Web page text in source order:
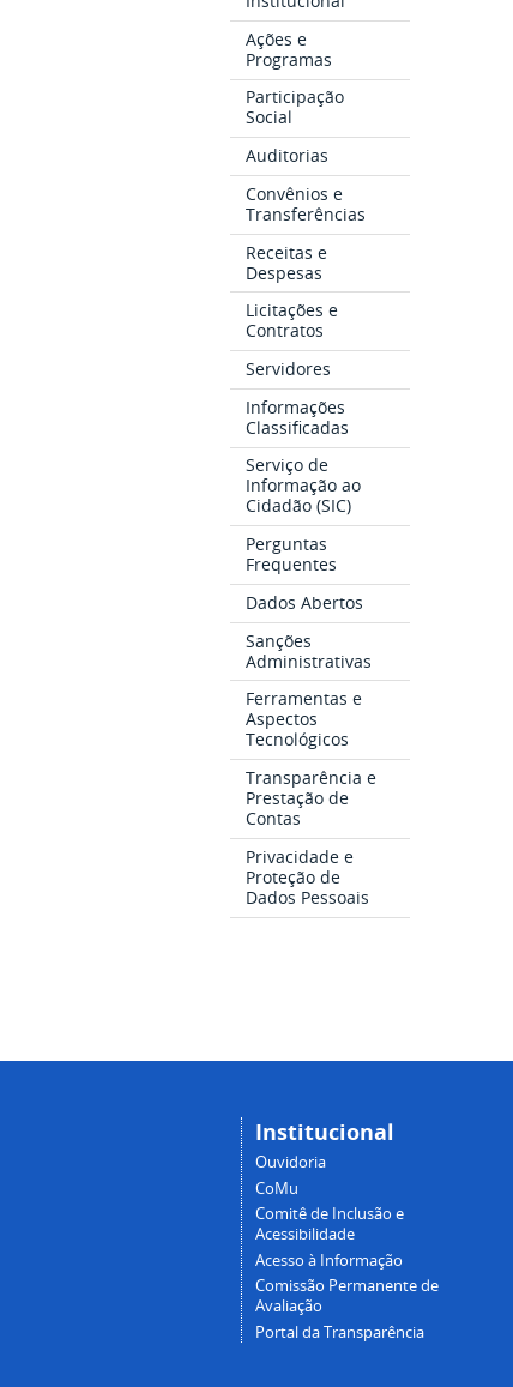
Ações e
Programas
Participação
Social
Auditorias
Convênios e
Transferências
Receitas e
Despesas
Licitações e
Contratos
Servidores
Informações
Classificadas
Serviço de
Informação ao
Cidadão (SIC)
Perguntas
Frequentes
Dados Abertos
Sanções
Administrativas
Ferramentas e
Aspectos
Tecnológicos
Transparência e
Prestação de
Contas
Privacidade e
Proteção de
Dados Pessoais
Institucional
Ouvidoria
CoMu
Comitê de Inclusão e
Acessibilidade
Acesso à Informação
Comissão Permanente de
Avaliação
Portal da Transparência